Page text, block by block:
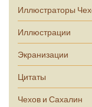
Иллюстраторы
Иллюстрации
Экранизации
Цитаты
Чехов и Сахалин